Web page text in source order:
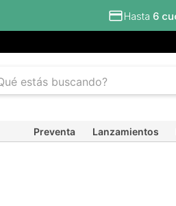
Preventa Lanzamientos